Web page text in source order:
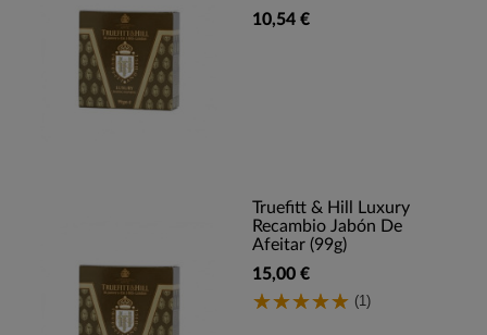
10,54 €
Truefitt & Hill Luxury
Recambio Jabón De
Afeitar (99g)
15,00 €
(1)